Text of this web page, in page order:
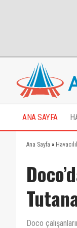
ANA SAYFA
Ana Sayfa »
Doco